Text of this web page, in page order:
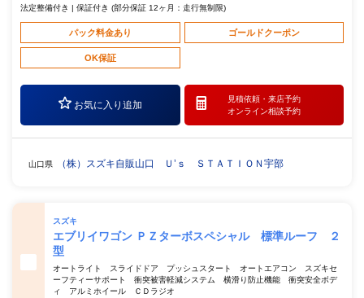
法定整備付き | 保証付き (部分保証 12ヶ月：走行無制限)
パック料金あり ゴールドクーポン
OK保証
お気に入り追加
見積依頼・ 来店予約
オンライン相談予約
山口県 （株）スズキ自販山口 Ｕ’ｓ ＳＴＡＴＩＯＮ宇部
スズキ
エブリイワゴン ＰＺターボスペシャル 標準ルーフ ２
型
オートライト スライドドア プッシュスタート オートエアコン スズキセ
ーフティーサポート 衝突被害軽減システム 横滑り防止機能 衝突安全ボデ
ィ アルミホイール ＣＤラジオ